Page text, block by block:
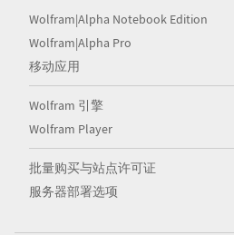
Wolfram|Alpha Notebook Edition
Wolfram|Alpha Pro
移动应用
Wolfram 引擎
Wolfram Player
批量购买与站点许可证
服务器部署选项